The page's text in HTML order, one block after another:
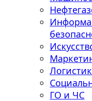
ГО и ЧС